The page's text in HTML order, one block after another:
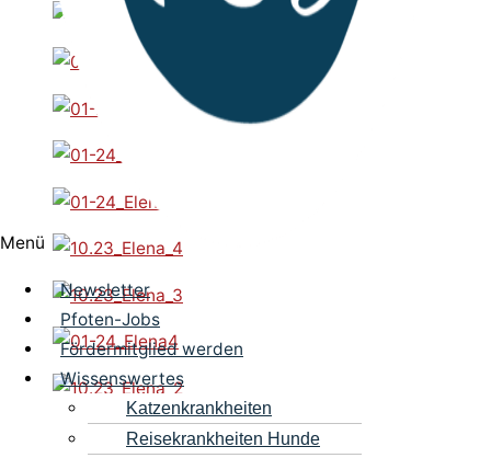
Menü
Newsletter
Pfoten-Jobs
Fördermitglied werden
Wissenswertes
Katzenkrankheiten
Reisekrankheiten Hunde